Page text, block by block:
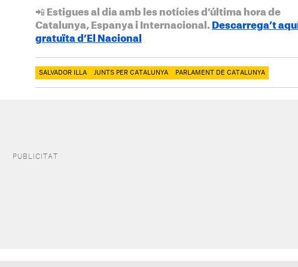
📲 Estigues al dia amb les notícies d’última hora de
Catalunya, Espanya i Internacional. Descarrega’t
gratuïta d’El Nacional
SALVADOR ILLA JUNTS PER CATALUNYA PARLAMENT DE CATALUNYA